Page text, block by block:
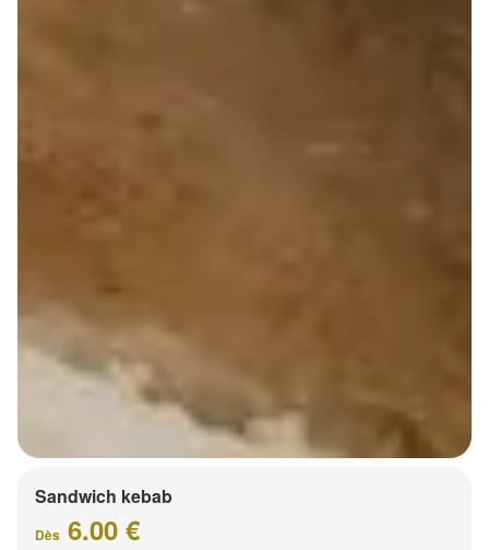
Sandwich kebab
Dès 6.00 €